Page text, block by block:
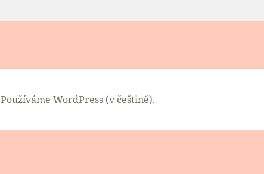
Používáme WordPress (v češtině).